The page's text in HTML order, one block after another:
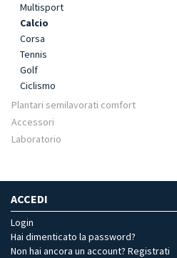
Multisport
Calcio
Corsa
Tennis
Golf
Ciclismo
Plantari semilavorati comfort
Accessori
Laboratorio
ACCEDI
Login
Hai dimenticato la password?
Non hai ancora un account? Registrati